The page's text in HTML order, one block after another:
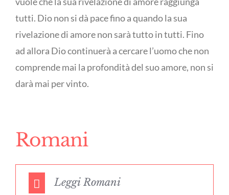
tutti. Dio non si dà pace fino a quando la sua
rivelazione di amore non sarà tutto in tutti. Fino
ad allora Dio continuerà a cercare l’uomo che non
comprende mai la profondità del suo amore, non si
darà mai per vinto.
Romani
Leggi Romani